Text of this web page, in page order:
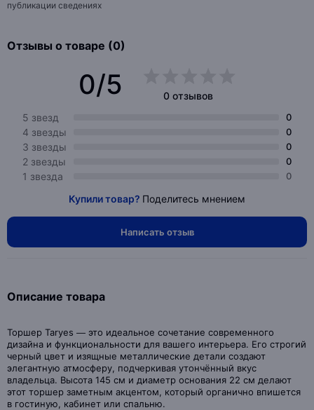
публикации сведениях
Отзывы о товаре (0)
0/5
0 отзывов
5 звезд
0
4 звезды 0
3 звезды 0
2 звезды 0
1 звезда 0
Купили товар? Поделитесь мнением
Написать отзыв
Описание товара
Торшер Taryes — это идеальное сочетание современного
дизайна и функциональности для вашего интерьера. Его строгий
черный цвет и изящные металлические детали создают
элегантную атмосферу, подчеркивая утончённый вкус
владельца. Высота 145 см и диаметр основания 22 см делают
этот торшер заметным акцентом, который органично впишется
в гостиную, кабинет или спальню.